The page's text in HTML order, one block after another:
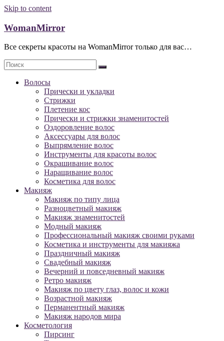
Skip to content
WomanMirror
Все секреты красоты на WomanMirror только для вас…
Волосы
Прически и укладки
Стрижки
Плетение кос
Прически и стрижки знаменитостей
Оздоровление волос
Аксессуары для волос
Выпрямление волос
Инструменты для красоты волос
Окрашивание волос
Наращивание волос
Косметика для волос
Макияж
Макияж по типу лица
Разноцветный макияж
Макияж знаменитостей
Модный макияж
Профессиональный макияж своими руками
Косметика и инструменты для макияжа
Праздничный макияж
Свадебный макияж
Вечерний и повседневный макияж
Ретро макияж
Макияж по цвету глаз, волос и кожи
Возрастной макияж
Перманентный макияж
Макияж народов мира
Косметология
Пирсинг